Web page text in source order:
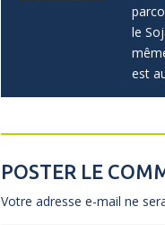
le
est
POSTER LE
Votre adresse e-mail ne